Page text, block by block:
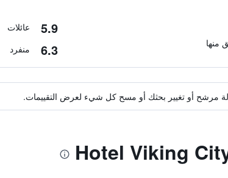
5.9 عائلات
6.3 منفرد
مرشح أو تغيير بحثك أو مسح كل شيء لعرض التقييمات.